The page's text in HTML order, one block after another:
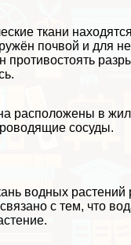
ткани
почвой и для
расположены в
сосуды.
водных растений
с тем, что